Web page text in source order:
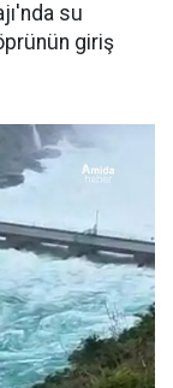
su
giriş